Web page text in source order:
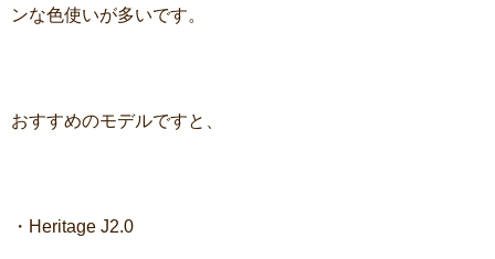
ンな色使いが多いです。
おすすめのモデルですと、
・ Heritage J2.0